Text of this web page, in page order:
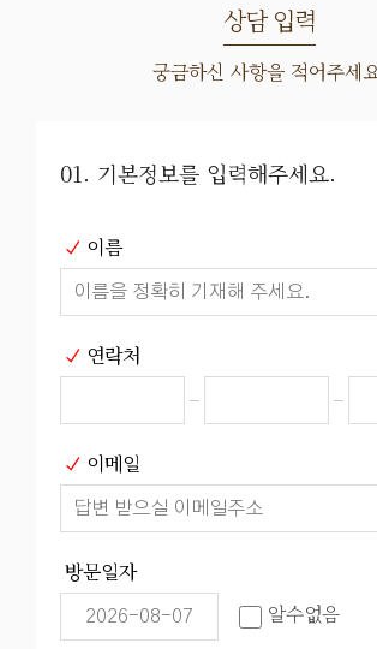
상담 입력
궁금하신 사항을 적어주세
01. 기본정보를 입력해주세요.
이름
연락처
이메일
방문일자
알수없음